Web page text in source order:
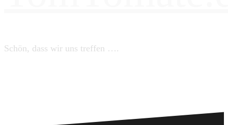
Schön, dass wir uns treffen ….